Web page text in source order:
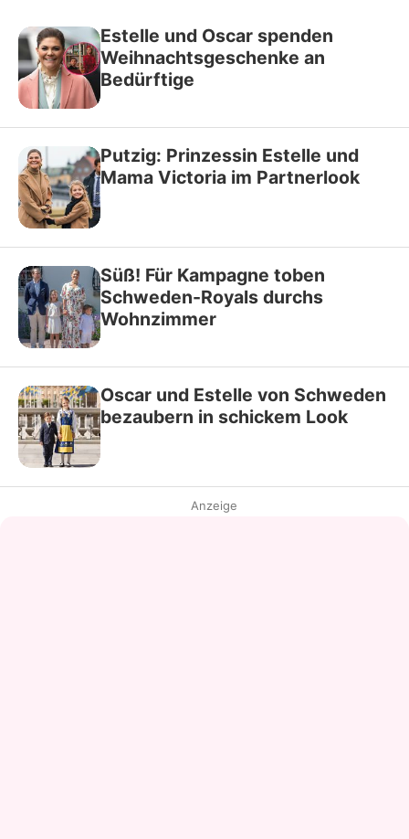
Estelle und Oscar spenden
Weihnachtsgeschenke an
Bedürftige
Putzig: Prinzessin Estelle und
Mama Victoria im Partnerlook
Süß! Für Kampagne toben
Schweden-Royals durchs
Wohnzimmer
Oscar und Estelle von Schweden
bezaubern in schickem Look
Anzeige